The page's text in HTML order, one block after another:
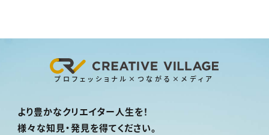
プロフェッショナル×つながる×メディア
より豊かなクリエイター人生を！
様々な知見・発見を得てください。